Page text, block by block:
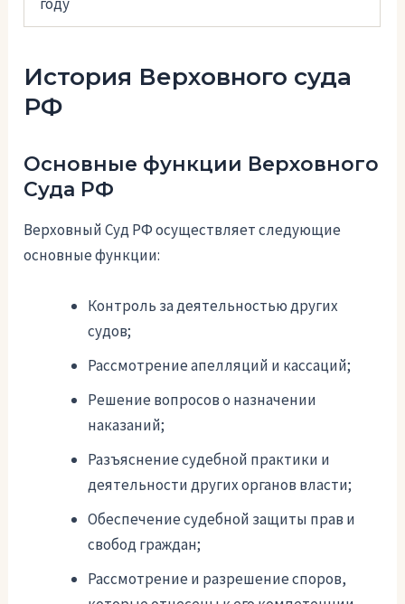
История Верховного суда
РФ
Основные функции Верховного
Суда РФ
Верховный Суд РФ осуществляет следующие
основные функции:
Контроль за деятельностью других
судов;
Рассмотрение апелляций и кассаций;
Решение вопросов о назначении
наказаний;
Разъяснение судебной практики и
деятельности других органов власти;
Обеспечение судебной защиты прав и
свобод граждан;
Рассмотрение и разрешение споров,